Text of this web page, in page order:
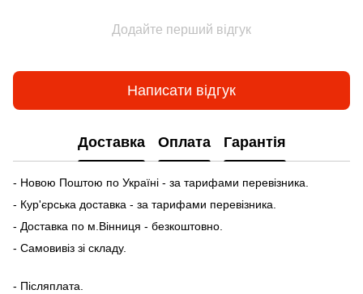
Додайте перший відгук
Написати відгук
Доставка Оплата Гарантія
- Новою Поштою по Україні - за тарифами перевізника.
- Кур'єрська доставка - за тарифами перевізника.
- Доставка по м.Вінниця - безкоштовно.
- Самовивіз зі складу.
- Післяплата.